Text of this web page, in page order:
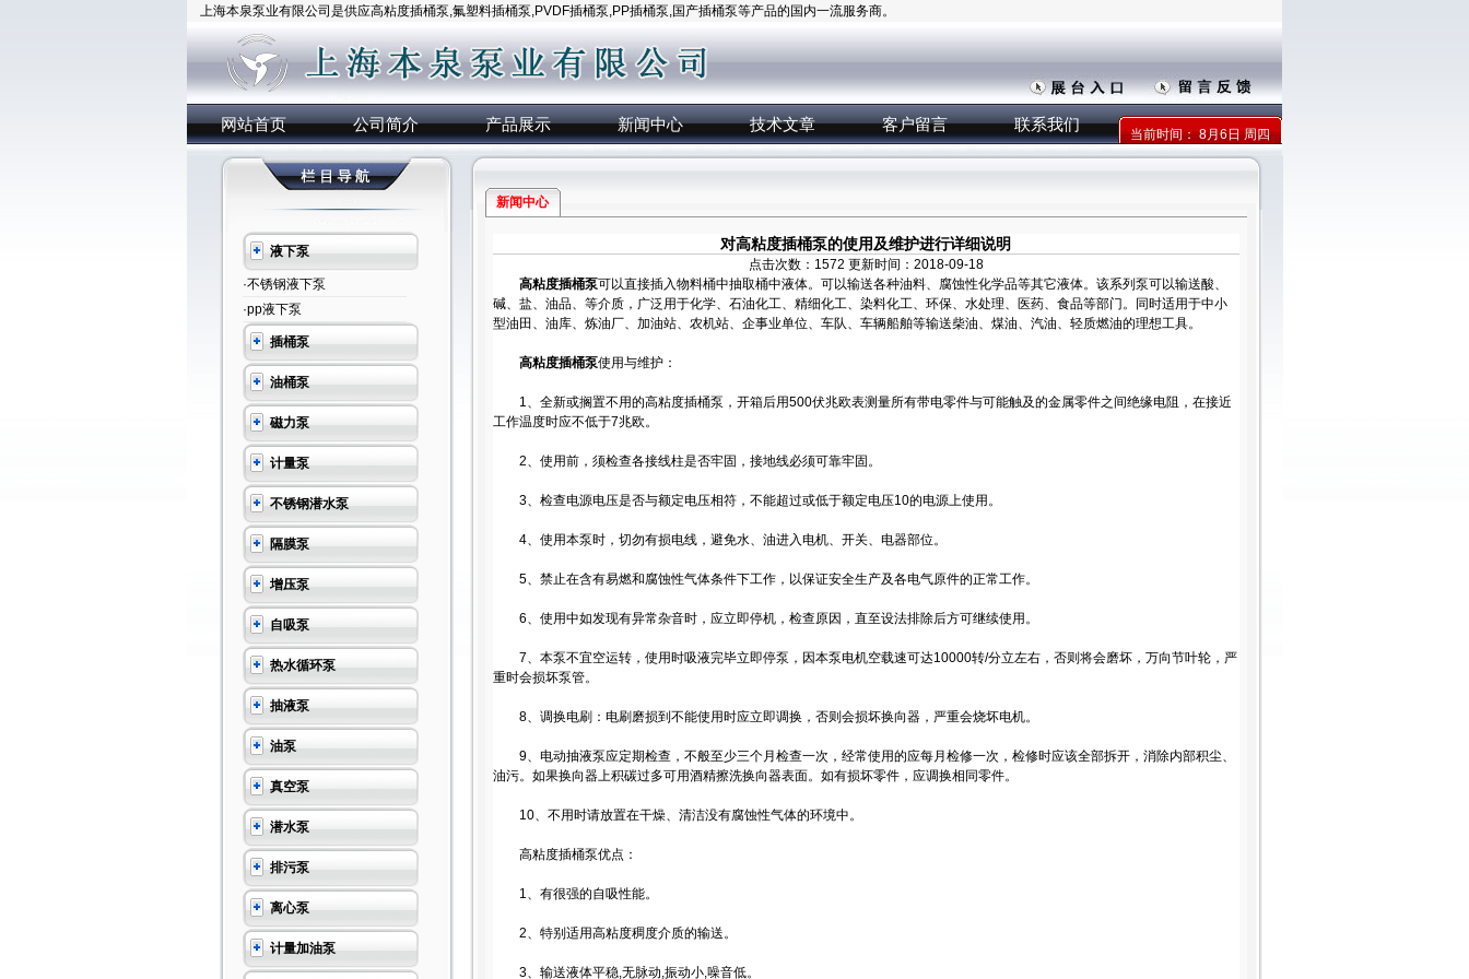
上海本泉泵业有限公司是供应高粘度插桶泵,氟塑料插桶泵,PVDF插桶泵,PP插桶泵,国产插桶泵等产品的国内一流服务商。
网站首页 公司简介 产品展示 新闻中心 技术文章 客户留言 联系我们
当前时间：8月6日 周四
液下泵
·不锈钢液下泵
·pp液下泵
插桶泵
油桶泵
磁力泵
计量泵
不锈钢潜水泵
隔膜泵
增压泵
自吸泵
热水循环泵
抽液泵
油泵
真空泵
潜水泵
排污泵
离心泵
计量加油泵
新闻中心
对高粘度插桶泵的使用及维护进行详细说明
点击次数：1572 更新时间：2018-09-18
高粘度插桶泵可以直接插入物料桶中抽取桶中液体。可以输送各种油料、腐蚀性化学品等其它液体。该系列泵可以输送酸、
碱、盐、油品、等介质，广泛用于化学、石油化工、精细化工、染料化工、环保、水处理、医药、食品等部门。同时适用于中小
型油田、油库、炼油厂、加油站、农机站、企事业单位、车队、车辆船舶等输送柴油、煤油、汽油、轻质燃油的理想工具。
高粘度插桶泵使用与维护：
1、全新或搁置不用的高粘度插桶泵，开箱后用500伏兆欧表测量所有带电零件与可能触及的金属零件之间绝缘电阻，在接近
工作温度时应不低于7兆欧。
2、使用前，须检查各接线柱是否牢固，接地线必须可靠牢固。
3、检查电源电压是否与额定电压相符，不能超过或低于额定电压10的电源上使用。
4、使用本泵时，切勿有损电线，避免水、油进入电机、开关、电器部位。
5、禁止在含有易燃和腐蚀性气体条件下工作，以保证安全生产及各电气原件的正常工作。
6、使用中如发现有异常杂音时，应立即停机，检查原因，直至设法排除后方可继续使用。
7、本泵不宜空运转，使用时吸液完毕立即停泵，因本泵电机空载速可达10000转/分立左右，否则将会磨坏，万向节叶轮，严
重时会损坏泵管。
8、调换电刷：电刷磨损到不能使用时应立即调换，否则会损坏换向器，严重会烧坏电机。
9、电动抽液泵应定期检查，不般至少三个月检查一次，经常使用的应每月检修一次，检修时应该全部拆开，消除内部积尘、
油污。如果换向器上积碳过多可用酒精擦洗换向器表面。如有损坏零件，应调换相同零件。
10、不用时请放置在干燥、清洁没有腐蚀性气体的环境中。
高粘度插桶泵优点：
1、有很强的自吸性能。
2、特别适用高粘度稠度介质的输送。
3、输送液体平稳,无脉动,振动小,噪音低。